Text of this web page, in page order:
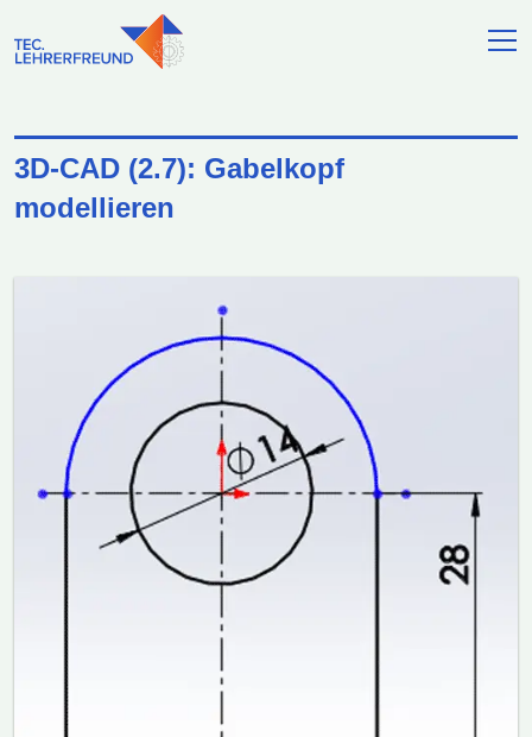
3D-CAD (2.7): Gabelkopf
modellieren